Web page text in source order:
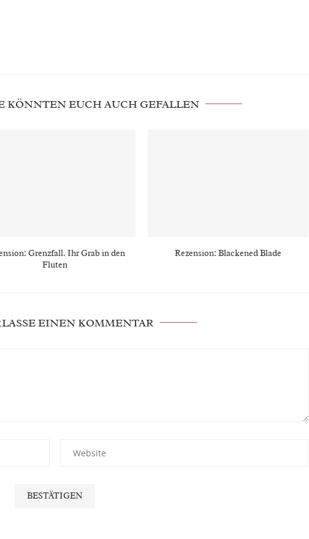
KÖNNTEN EUCH AUCH GEFALLEN
Grenzfall. Ihr Grab in den
Fluten
Rezension: Blackened Blade
EINEN KOMMENTAR